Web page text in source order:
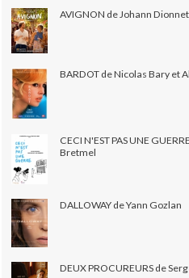
AVIGNON de Johann Dionnet
BARDOT de Nicolas Bary et
CECI N'EST PAS UNE
Bretmel
DALLOWAY de Yann Gozlan
DEUX PROCUREURS de